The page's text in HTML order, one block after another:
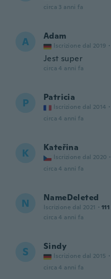
circa 3 anni fa
A Adam
Iscrizione dal 2019 ·
Jest super
circa 4 anni fa
P Patricia
Iscrizione dal 2014 ·
circa 4 anni fa
K Kateřina
Iscrizione dal 2020 ·
circa 4 anni fa
N NameDeleted
Iscrizione dal 2021 · 111
circa 4 anni fa
S Sindy
Iscrizione dal 2015 ·
circa 4 anni fa